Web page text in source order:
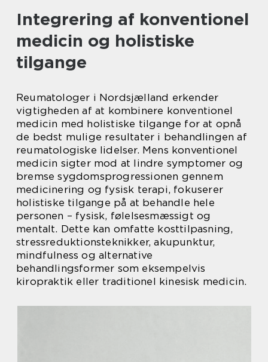
Integrering af konventionel
medicin og holistiske
tilgange
Reumatologer i Nordsjælland erkender
vigtigheden af at kombinere konventionel
medicin med holistiske tilgange for at opnå
de bedst mulige resultater i behandlingen af
reumatologiske lidelser. Mens konventionel
medicin sigter mod at lindre symptomer og
bremse sygdomsprogressionen gennem
medicinering og fysisk terapi, fokuserer
holistiske tilgange på at behandle hele
personen – fysisk, følelsesmæssigt og
mentalt. Dette kan omfatte kosttilpasning,
stressreduktionsteknikker, akupunktur,
mindfulness og alternative
behandlingsformer som eksempelvis
kiropraktik eller traditionel kinesisk medicin.